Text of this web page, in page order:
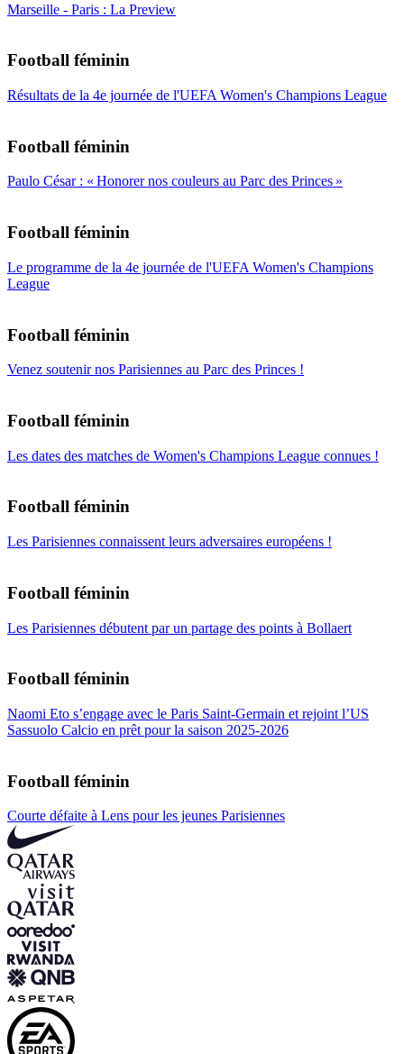
Marseille - Paris : La Preview
Football féminin
Résultats de la 4e journée de l'UEFA Women's Champions League
Football féminin
Paulo César : « Honorer nos couleurs au Parc des Princes »
Football féminin
Le programme de la 4e journée de l'UEFA Women's Champions
League
Football féminin
Venez soutenir nos Parisiennes au Parc des Princes !
Football féminin
Les dates des matches de Women's Champions League connues !
Football féminin
Les Parisiennes connaissent leurs adversaires européens !
Football féminin
Les Parisiennes débutent par un partage des points à Bollaert
Football féminin
Naomi Eto s’engage avec le Paris Saint-Germain et rejoint l’US
Sassuolo Calcio en prêt pour la saison 2025-2026
Football féminin
Courte défaite à Lens pour les jeunes Parisiennes